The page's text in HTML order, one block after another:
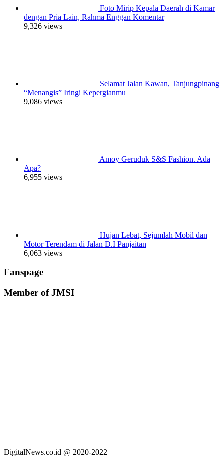
Foto Mirip Kepala Daerah di Kamar
dengan Pria Lain, Rahma Enggan Komentar
9,326 views
Selamat Jalan Kawan, Tanjungpinang
“Menangis” Iringi Kepergianmu
9,086 views
Amoy Geruduk S&S Fashion. Ada
Apa?
6,955 views
Hujan Lebat, Sejumlah Mobil dan
Motor Terendam di Jalan D.I Panjaitan
6,063 views
Fanspage
Member of JMSI
DigitalNews.co.id @ 2020-2022